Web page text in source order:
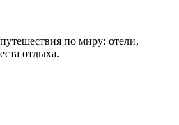
по миру: отели,
отдыха.